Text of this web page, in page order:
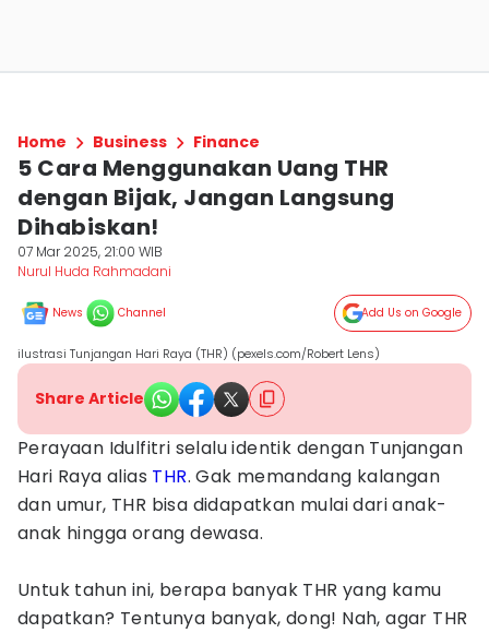
Home Business Finance
5 Cara Menggunakan Uang THR
dengan Bijak, Jangan Langsung
Dihabiskan!
07 Mar 2025, 21:00 WIB
Nurul Huda Rahmadani
News Channel Add Us on Google
ilustrasi Tunjangan Hari Raya (THR) (pexels.com/Robert Lens)
Share Article
Perayaan Idulfitri selalu identik dengan Tunjangan
Hari Raya alias THR. Gak memandang kalangan
dan umur, THR bisa didapatkan mulai dari anak-
anak hingga orang dewasa.
Untuk tahun ini, berapa banyak THR yang kamu
dapatkan? Tentunya banyak, dong! Nah, agar THR